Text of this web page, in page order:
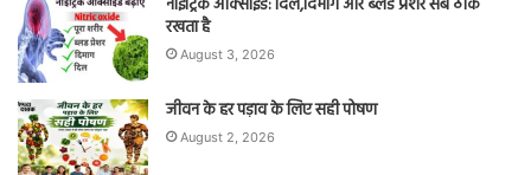
रखता है
August 3, 2026
जीवन के हर पड़ाव के लिए सही पोषण
August 2, 2026